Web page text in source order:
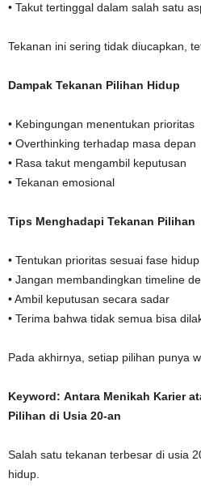
• Takut tertinggal dalam salah satu
Tekanan ini sering tidak diucapkan,
Dampak Tekanan Pilihan Hidup
• Kebingungan menentukan prioritas
• Overthinking terhadap masa depan
• Rasa takut mengambil keputusan
• Tekanan emosional
Tips Menghadapi Tekanan Pilihan
• Tentukan prioritas sesuai fase hidup
• Jangan membandingkan timeline
• Ambil keputusan secara sadar
• Terima bahwa tidak semua bisa
Pada akhirnya, setiap pilihan punya
Keyword: Antara Menikah Karier
Pilihan di Usia 20-an
Salah satu tekanan terbesar di usia
hidup.